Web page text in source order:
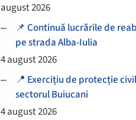
august 2026
📌 Continuă lucrările de
pe strada Alba-Iulia
4 august 2026
📍 Exercițiu de protecție
sectorul Buiucani
4 august 2026